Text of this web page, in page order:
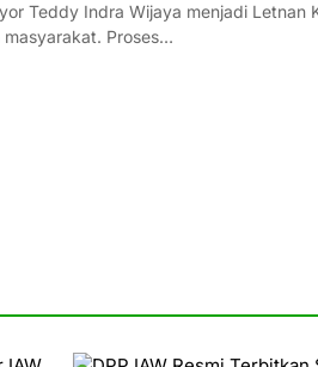
Teddy Indra Wijaya menjadi Letnan
Proses…